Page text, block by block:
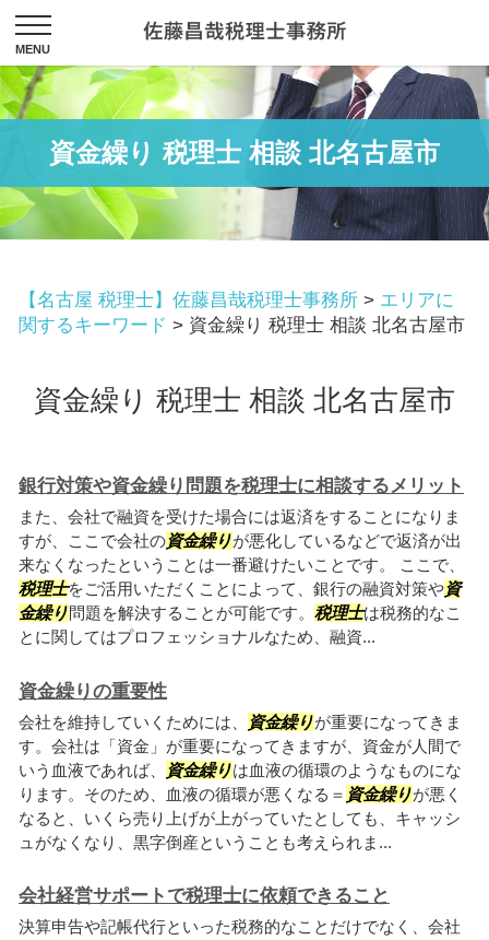
資金繰り 税理士 相談 北名古屋市
【名古屋 税理士】佐藤昌哉税理士事務所 > エリアに
関するキーワード > 資金繰り 税理士 相談 北名古屋市
資金繰り 税理士 相談 北名古屋市
銀行対策や資金繰り問題を税理士に相談するメリット
また、会社で融資を受けた場合には返済をすることになりま
すが、ここで会社の資金繰りが悪化しているなどで返済が出
来なくなったということは一番避けたいことです。 ここで、
税理士をご活用いただくことによって、銀行の融資対策や資
金繰り問題を解決することが可能です。 税理士は税務的なこ
とに関してはプロフェッショナルなため、融資...
資金繰りの重要性
会社を維持していくためには、 資金繰りが重要になってきま
す。会社は「資金」が重要になってきますが、資金が人間で
いう血液であれば、
資金繰りは血液の循環のようなものにな
ります。そのため、血液の循環が悪くなる＝ 資金繰りが悪く
なると、いくら売り上げが上がっていたとしても、キャッシ
ュがなくなり、黒字倒産ということも考えられま...
会社経営サポートで税理士に依頼できること
決算申告や記帳代行といった税務的なことだけでなく、会社